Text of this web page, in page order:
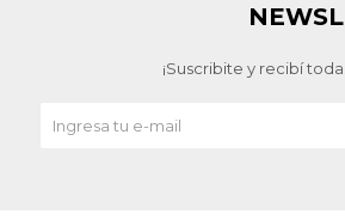
¡Suscribite y recibí